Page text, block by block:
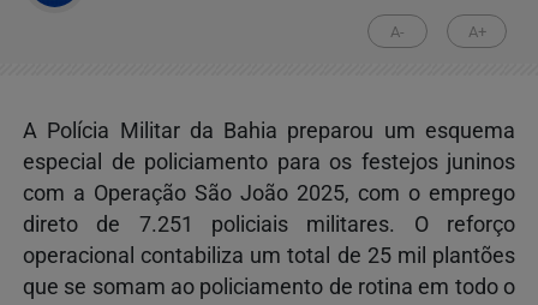
A- A+
A Polícia Militar da Bahia preparou um esquema
especial de policiamento para os festejos juninos
com a Operação São João 2025, com o emprego
direto de 7.251 policiais militares. O reforço
operacional contabiliza um total de 25 mil plantões
que se somam ao policiamento de rotina em todo o